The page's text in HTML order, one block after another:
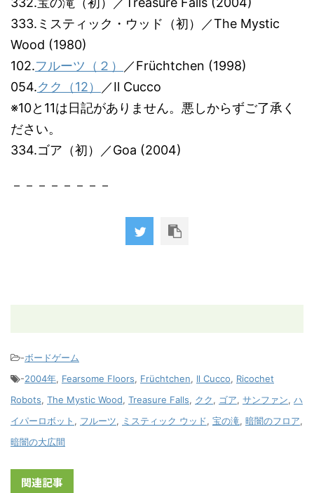
333.ミスティック・ウッド（初）／The Mystic
Wood (1980)
102.フルーツ（２）
／Früchtchen (1998)
054.クク（12）
／Il Cucco
※10と11は日記がありません。悪しからずご了承く
ださい。
334.ゴア（初）／Goa (2004)
－－－－－－－－
-ボードゲーム
-2004年, Fearsome Floors, Früchtchen, Il Cucco, Ricochet
Robots, The Mystic Wood, Treasure Falls, クク, ゴア, サンファン, ハ
イパーロボット , フルーツ, ミスティック ウッド, 宝の滝, 暗闇のフロア,
暗闇の大広間
関連記事